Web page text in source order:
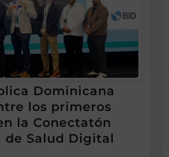
Dominicana
los primeros
la Conectatón
de Salud Digital